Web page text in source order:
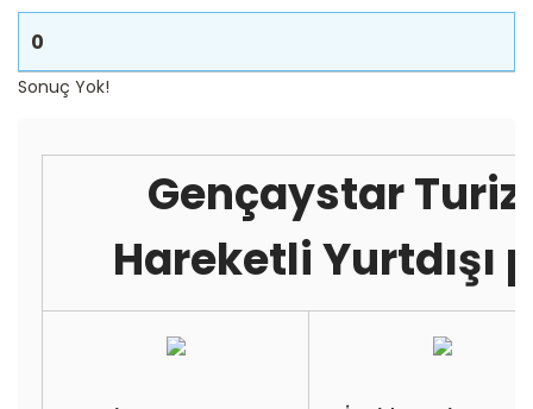
0
Sonuç Yok!
Gençaystar
Hareketli Yurtdışı